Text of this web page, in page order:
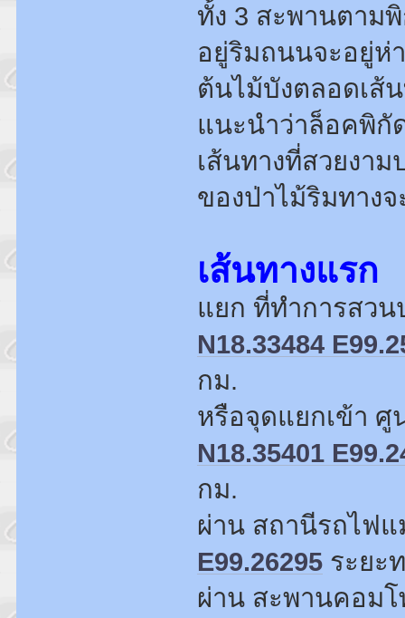
ทั้ง 3 สะพานตาม
อยู่ริมถนนจะอยู่ห่
ต้นไม้บังตลอดเส้
แนะนำว่าล็อคพิกั
เส้นทางที่สวยงา
ของป่าไม้ริมทาง
เส้นทางแรก
แยก ที่ทำการสวน
N18.33484
กม.
หรือจุดแยกเข้า
N18.35401
กม.
ผ่าน สถานีรถไฟ
E99.26295ระยะ
ผ่าน สะพานคอม